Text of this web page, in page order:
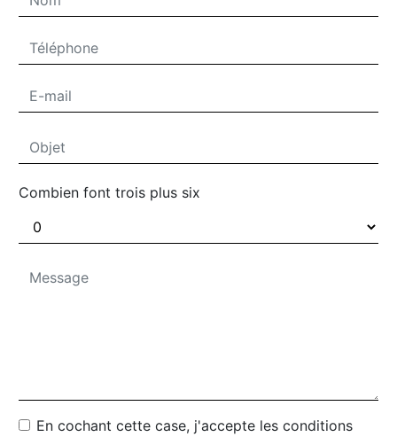
Combien font trois plus six
En cochant cette case, j'accepte les conditions